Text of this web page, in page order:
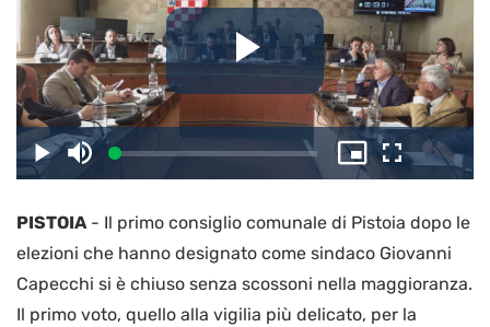
il
video
PlayDisattiva
l’audio
Caricato:
2.58%
Picture-
in-
Schermo
intero
PISTOIA- Il primo consiglio comunale di Pistoia dopo le
elezioni che hanno designato come sindaco Giovanni
Capecchi si è chiuso senza scossoni nella maggioranza.
Il primo voto, quello alla vigilia più delicato, per la